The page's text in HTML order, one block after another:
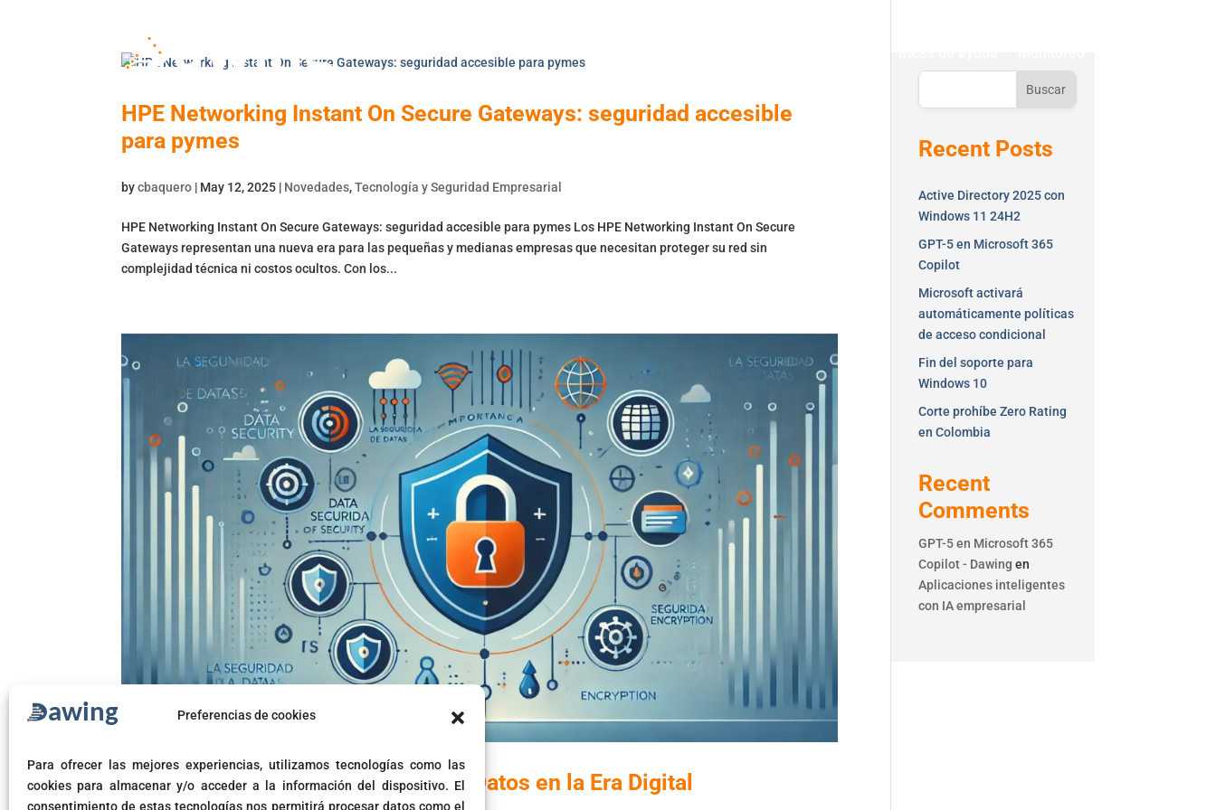
Preferencias de cookies
Para ofrecer las mejores experiencias, utilizamos tecnologías como las
cookies para almacenar y/o acceder a la información del dispositivo. El
consentimiento de estas tecnologías nos permitirá procesar datos como el
Nosotros
HPE Networking Instant On Secure Gateways: seguridad accesible
para pymes
bycbaquero | May 12, 2025 | Novedades,Tecnología y Seguridad Empresarial
HPE Networking Instant On Secure Gateways: seguridad accesible para pymes Los HPE Networking Instant On Secure
Gateways representan una nueva era para las pequeñas y medianas empresas que necesitan proteger su red sin
complejidad técnica ni costos ocultos. Con los...
La Importancia de la Seguridad de Datos en la Era Digital
Buscar
Recent Posts
Active Directory 2025 con
Windows 11 24H2
GPT-5 en Microsoft 365
Copilot
Microsoft activará
automáticamente políticas
de acceso condicional
Fin del soporte para
Windows 10
Corte prohíbe Zero Rating
en Colombia
Recent
Comments
GPT-5 en Microsoft 365
Copilot - Dawing en
Aplicaciones inteligentes
con IA empresarial